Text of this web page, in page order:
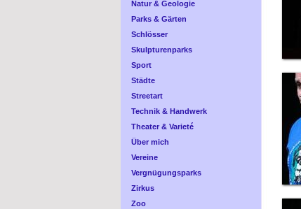
Natur & Geologie
Parks & Gärten
Schlösser
Skulpturenparks
Sport
Städte
Streetart
Technik & Handwerk
Theater & Varieté
Über mich
Vereine
Vergnügungsparks
Zirkus
Zoo